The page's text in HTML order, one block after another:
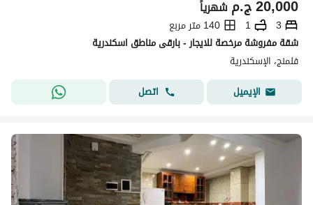
ج.م20,000 شهرياً
3
1
140 متر مربع
شقة مفروشة مرخصة للايجار - بارقى مناطق اسكندرية
فلمنج، الإسكندرية
الإيميل
اتصل